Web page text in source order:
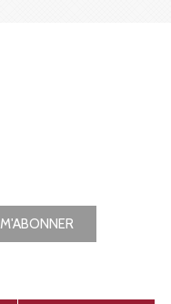
M'ABONNER